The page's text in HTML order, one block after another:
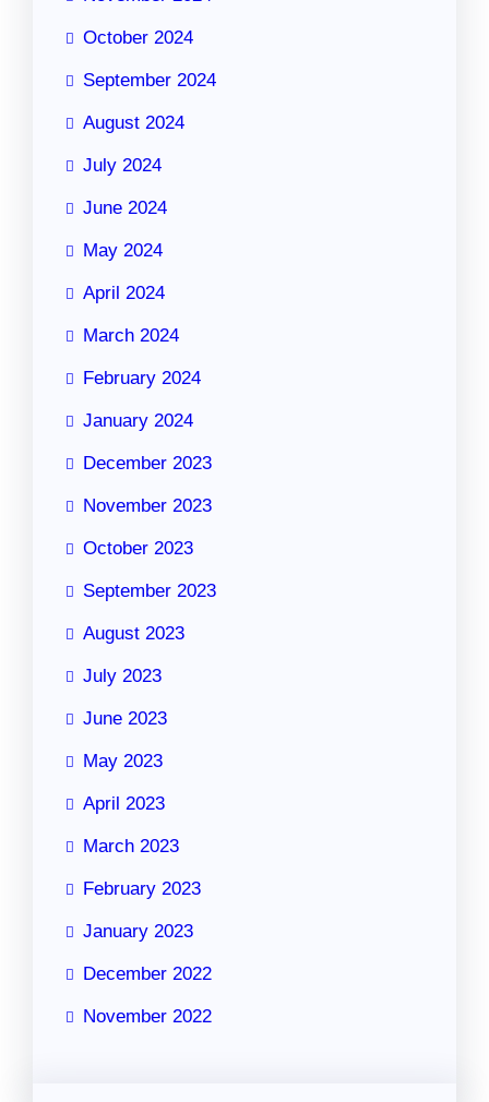
October 2024
September 2024
August 2024
July 2024
June 2024
May 2024
April 2024
March 2024
February 2024
January 2024
December 2023
November 2023
October 2023
September 2023
August 2023
July 2023
June 2023
May 2023
April 2023
March 2023
February 2023
January 2023
December 2022
November 2022